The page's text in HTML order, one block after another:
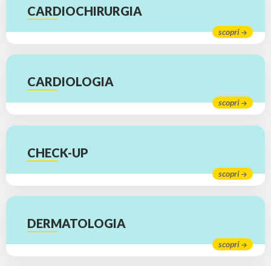
CARDIOCHIRURGIA
scopri
CARDIOLOGIA
scopri
CHECK-UP
scopri
DERMATOLOGIA
scopri